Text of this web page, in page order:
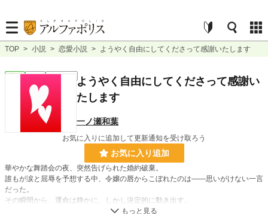
TOP > 小説 > 恋愛小説 > ようやく自由にしてくださって感謝いたします
恋愛 完結 ｼｮｰﾄｼｮｰﾄ
ようやく自由にしてくださって感謝い
たします
一ノ瀬和葉
お気に入りに追加して更新通知を受け取ろう
お気に入り追加
華やかな舞踏会の夜、突然告げられた婚約破棄。
誰もが涙と屈辱を予想する中、令嬢の唇からこぼれたのは――思いがけない一言
だった。
その瞬間から、運命は静かに、しかし決定的に動き出す。